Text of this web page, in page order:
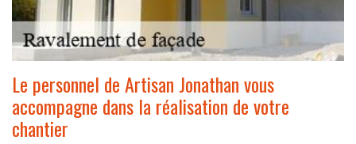
Le personnel de Artisan Jonathan vous
accompagne dans la réalisation de votre
chantier